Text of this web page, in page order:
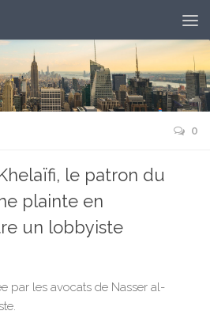
0
le patron du
plainte en
un lobbyiste
par les avocats de Nasser al-